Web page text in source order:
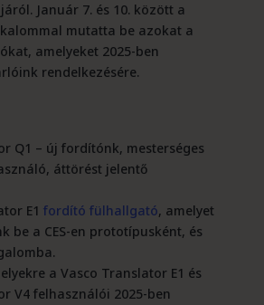
Január 7. és 10. között a
mutatta be azokat a
amelyeket 2025-ben
​​rendelkezésére.
Q1 – új fordítónk, mesterséges
áttörést jelentő
E1 fordító fülhallgató, amelyet
be a CES-en prototípusként, és
a Vasco Translator E1 és
V4 felhasználói 2025-ben